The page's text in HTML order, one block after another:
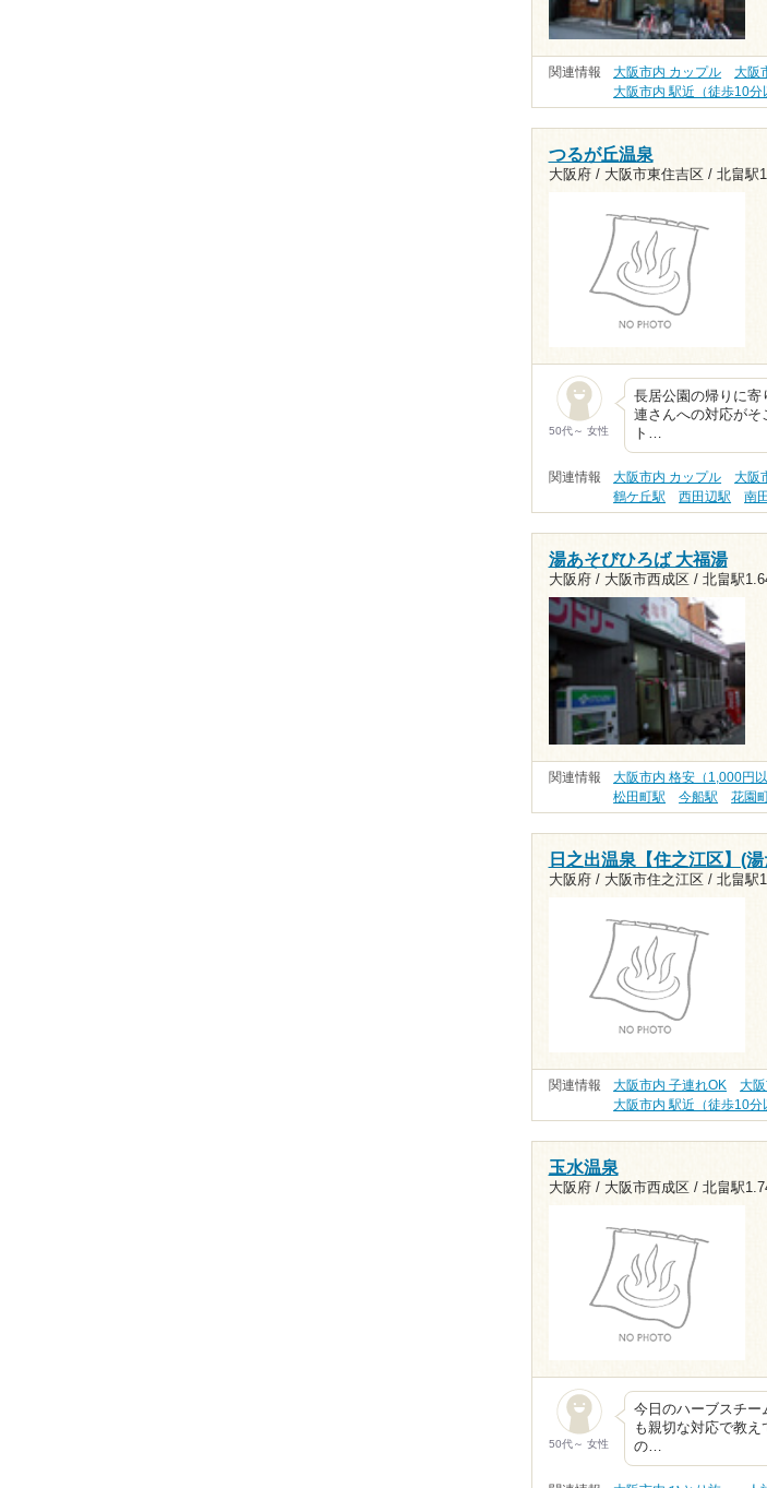
関連情報 大阪市内 カップル 大阪
大阪市内 駅近（徒歩10分
つるが丘温泉
大阪府 / 大阪市東住吉区 / 北畠駅
50代～ 女性
長居公園の帰りに寄
連さんへの対応がそ
ト…
関連情報 大阪市内 カップル 大阪
鶴ケ丘駅
西田辺駅 南
湯あそびひろば 大福湯
大阪府 / 大阪市西成区 / 北畠駅
関連情報 大阪市内 格安（1,000円以
松田町駅
今船駅 花園
日之出温泉【住之江区】(
大阪府 / 大阪市住之江区 / 北畠駅
関連情報 大阪市内 子連れOK 大
大阪市内 駅近（徒歩10分
玉水温泉
大阪府 / 大阪市西成区 / 北畠駅
50代～ 女性
今日のハーブスチー
も親切な対応で教
の…